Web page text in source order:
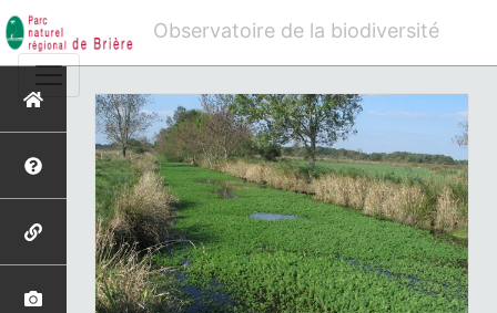
Observatoire de la biodiversité